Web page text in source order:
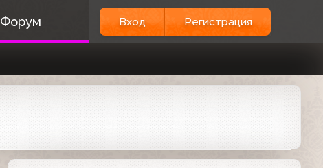
Форум Вход Регистрация